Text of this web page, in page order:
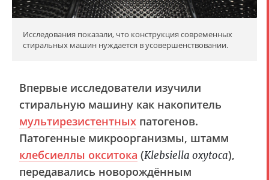
Исследования показали, что конструкция современных
стиральных машин нуждается в усовершенствовании.
Впервые исследователи изучили
стиральную машину как накопитель
мультирезистентных патогенов.
Патогенные микроорганизмы, штамм
клебсиеллы окситока (Klebsiella oxytoca),
передавались новорождённым